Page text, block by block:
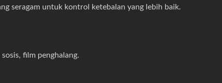
seragam untuk kontrol ketebalan yang lebih baik.
film penghalang.